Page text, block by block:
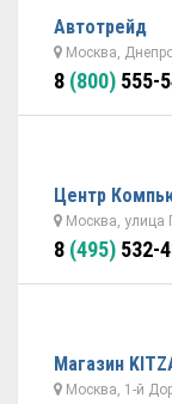
Автотрейд
Москва,
8 (800) 555-
Центр
Москва, улица
8 (495) 532-
Магазин
Москва, 1-й